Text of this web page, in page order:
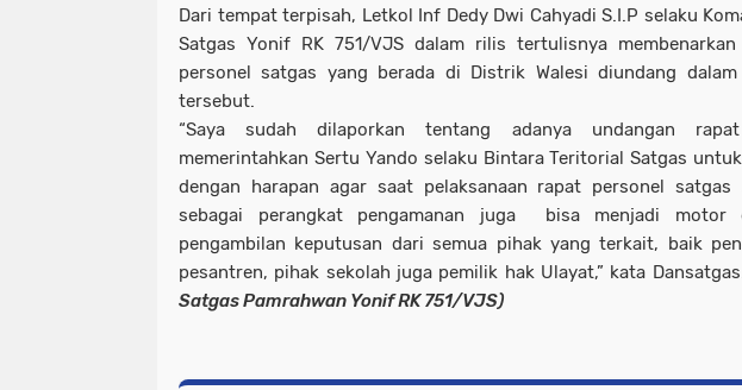
Dari tempat terpisah, Letkol Inf Dedy Dwi Cahyadi S.I.P selaku
Satgas Yonif RK 751/VJS dalam rilis tertulisnya membenarkan
personel satgas yang berada di Distrik Walesi diundang
tersebut.
“Saya sudah dilaporkan tentang adanya undangan
memerintahkan Sertu Yando selaku Bintara Teritorial Satgas
dengan harapan agar saat pelaksanaan rapat personel satgas
sebagai perangkat pengamanan juga bisa menjadi motor
pengambilan keputusan dari semua pihak yang terkait, baik
pesantren, pihak sekolah juga pemilik hak Ulayat,” kata Dansatgas.
Satgas Pamrahwan Yonif RK 751/VJS)